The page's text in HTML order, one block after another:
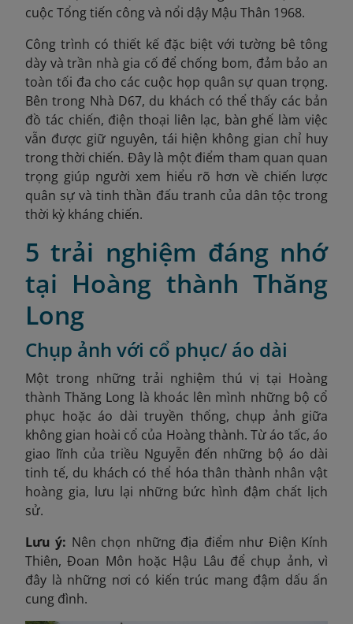
cuộc Tổng tiến công và nổi dậy Mậu Thân 1968.
Công trình có thiết kế đặc biệt với tường bê tông
dày và trần nhà gia cố để chống bom, đảm bảo an
toàn tối đa cho các cuộc họp quân sự quan trọng.
Bên trong Nhà D67, du khách có thể thấy các bản
đồ tác chiến, điện thoại liên lạc, bàn ghế làm việc
vẫn được giữ nguyên, tái hiện không gian chỉ huy
trong thời chiến. Đây là một điểm tham quan quan
trọng giúp người xem hiểu rõ hơn về chiến lược
quân sự và tinh thần đấu tranh của dân tộc trong
thời kỳ kháng chiến.
5 trải nghiệm đáng nhớ
tại Hoàng thành Thăng
Long
Chụp ảnh với cổ phục/ áo dài
Một trong những trải nghiệm thú vị tại Hoàng
thành Thăng Long là khoác lên mình những bộ cổ
phục hoặc áo dài truyền thống, chụp ảnh giữa
không gian hoài cổ của Hoàng thành. Từ áo tấc, áo
giao lĩnh của triều Nguyễn đến những bộ áo dài
tinh tế, du khách có thể hóa thân thành nhân vật
hoàng gia, lưu lại những bức hình đậm chất lịch
sử.
Lưu ý: Nên chọn những địa điểm như Điện Kính
Thiên, Đoan Môn hoặc Hậu Lâu để chụp ảnh, vì
đây là những nơi có kiến trúc mang đậm dấu ấn
cung đình.